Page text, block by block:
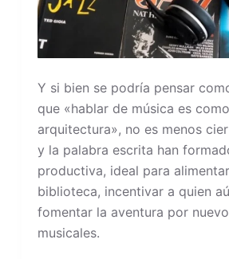
Y si bien se podría pensar
que «hablar de música es
arquitectura», no es menos
y la palabra escrita han
productiva, ideal para
biblioteca, incentivar a quien
fomentar la aventura por
musicales.